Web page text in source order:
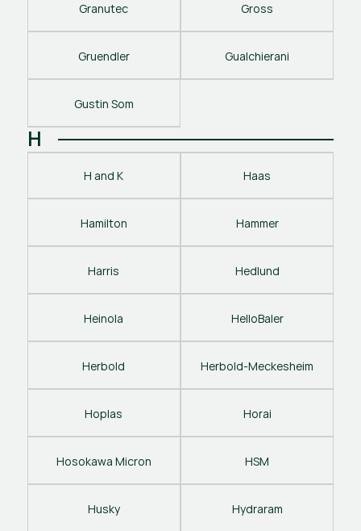
Granutec Gross
Gruendler Gualchierani
Gustin Som
H
H and K Haas
Hamilton Hammer
Harris Hedlund
Heinola HelloBaler
Herbold Herbold-Meckesheim
Hoplas Horai
Hosokawa Micron HSM
Husky Hydraram